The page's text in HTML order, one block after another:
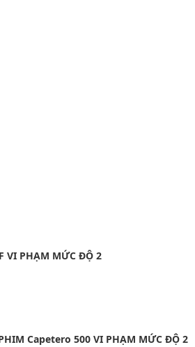
VI PHẠM MỨC ĐỘ 2
Capetero 500 VI PHẠM MỨC ĐỘ 2